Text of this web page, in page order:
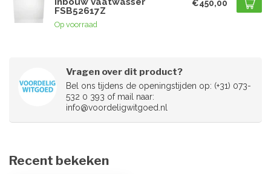
FSB52617Z
Op voorraad
€450,00
Vragen over dit product?
Bel ons tijdens de openingstijden op: (+31) 073-
532 0 393 of mail naar:
info@voordeligwitgoed.nl
Recent bekeken